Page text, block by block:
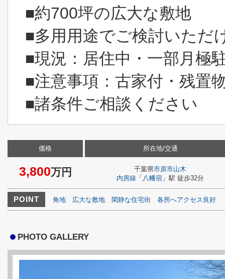
■約700坪の広大な敷地
■多用用途でご検討いただ
■現況：居住中・一部月極
■注意事項：古家付・残置
■諸条件ご相談ください
価格
3,800万円
所在地/交通
千葉県市原市山木
内房線 「 八幡宿 」駅 徒歩32分
POINT 角地 広大な敷地 閑静な住宅街 各所へアクセス良好
PHOTO GALLERY